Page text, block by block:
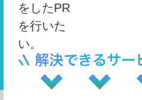
をしたPR
を行いた
い。